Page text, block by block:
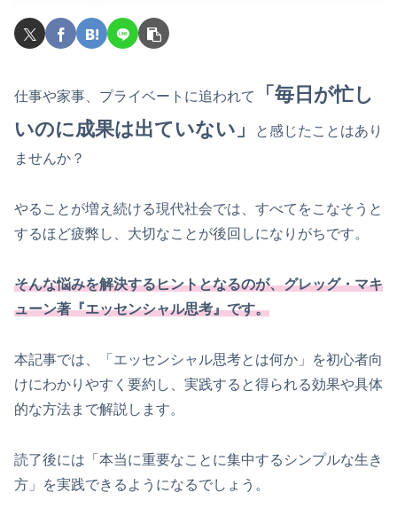
仕事や家事、プライベートに追われて
「毎日が忙し
いのに成果は出ていない」
と感じたことはあり
ませんか？
やることが増え続ける現代社会では、すべてをこなそうと
するほど疲弊し、大切なことが後回しになりがちです。
そんな悩みを解決するヒントとなるのが、グレッグ・マキ
ューン著『エッセンシャル思考』です。
本記事では、「エッセンシャル思考とは何か」を初心者向
けにわかりやすく要約し、実践すると得られる効果や具体
的な方法まで解説します。
読了後には「本当に重要なことに集中するシンプルな生き
方」を実践できるようになるでしょう。